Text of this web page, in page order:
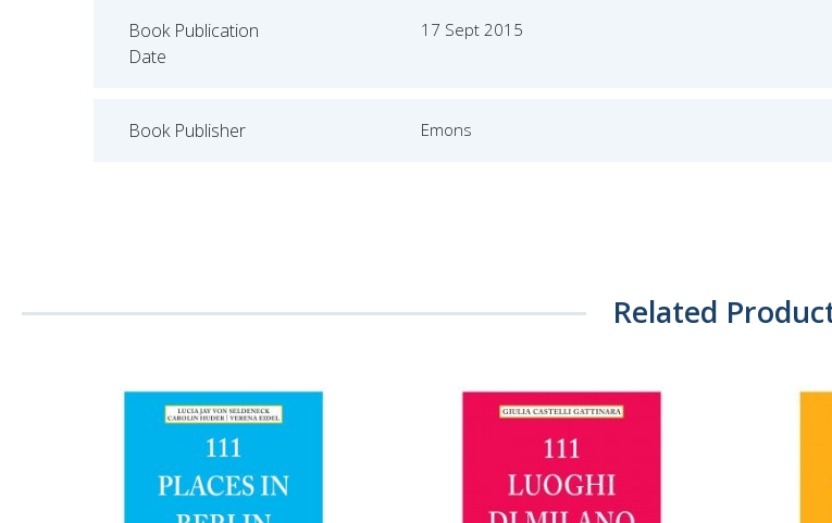
Book Publication
Date
17 Sept 2015
Book Publisher Emons
Related